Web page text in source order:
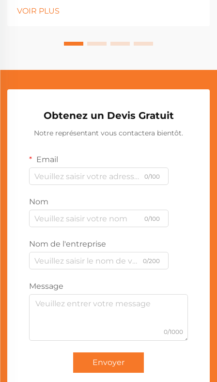
VOIR PLUS
Obtenez un Devis Gratuit
Notre représentant vous contactera bientôt.
Email
0/100
Nom
0/100
Nom de l'entreprise
0/200
Message
0/1000
Envoyer